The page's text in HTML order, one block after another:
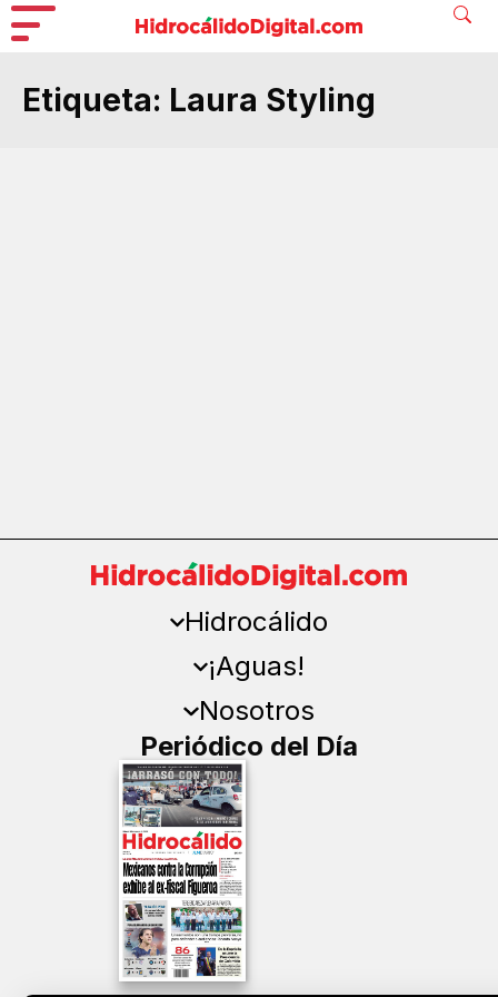
Etiqueta: Laura Styling
Hidrocálido
¡Aguas!
Nosotros
Periódico del Día